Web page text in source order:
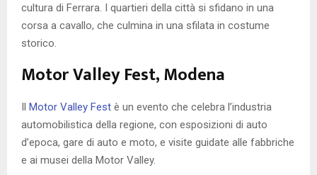
cultura di Ferrara. I quartieri della città si sfidano in una
corsa a cavallo, che culmina in una sfilata in costume
storico.
Motor Valley Fest, Modena
Il Motor Valley Fest è un evento che celebra l’industria
automobilistica della regione, con esposizioni di auto
d’epoca, gare di auto e moto, e visite guidate alle fabbriche
e ai musei della Motor Valley.